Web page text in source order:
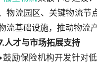
物流园区、关键物流节
流基础设施，推动物流
人才与市场拓展支持
鼓励保险机构开发针对